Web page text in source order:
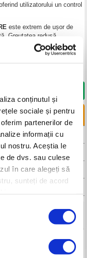
conținutul și
sociale și pentru
partenerilor de
informații cu
nostru. Aceștia le
de dvs. sau culese
în care alegeți să
sunteți de acord
utilizatorului un control
este extrem de ușor de
Greutatea redusă
depozitarea și manipularea
RURIS 160RE
1600W